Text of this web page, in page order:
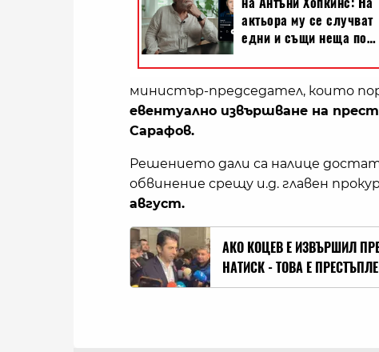
министър-председател, които
евентуално извършване на
Сарафов.
Решението дали са налице
обвинение срещу и.д. главен
август.
АКО КОЦЕВ Е ИЗВЪРШИЛ
НАТИСК - ТОВА Е